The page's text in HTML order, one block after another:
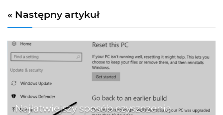
« Następny artykuł
Najłatwiejszy sposób czyszczenia